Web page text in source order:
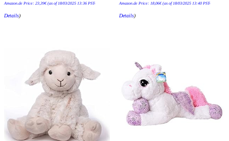
Amazon.de Price: 23,39€(as of 18/03/2025 13:36 PST-
Details)
Amazon.de Price: 18,06€(as of 18/03/2025 13:40 PST-
Details)